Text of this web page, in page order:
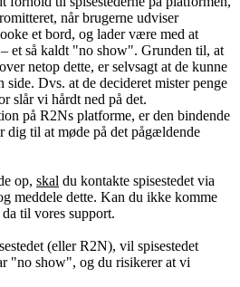
når brugerne udviser
et bord, og lader være med at
et så kaldt "no show". Grunden til, at
netop dette, er selvsagt at de kunne
Dvs. at de decideret mister penge
slår vi hårdt ned på det.
på R2Ns platforme, er den bindende
dig til at møde på det pågældende
op, skal du kontakte spisestedet via
meddele dette. Kan du ikke komme
til vores support.
(eller R2N), vil spisestedet
"no show", og du risikerer at vi